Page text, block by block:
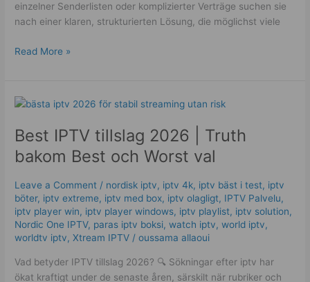
einzelner Senderlisten oder komplizierter Verträge suchen sie
nach einer klaren, strukturierten Lösung, die möglichst viele
Read More »
Best IPTV tillslag 2026 | Truth
bakom Best och Worst val
Leave a Comment / nordisk iptv, iptv 4k, iptv bäst i test, iptv
böter, iptv extreme, iptv med box, iptv olagligt, IPTV Palvelu,
iptv player win, iptv player windows, iptv playlist, iptv solution,
Nordic One IPTV, paras iptv boksi,watch iptv,world iptv,
worldtv iptv,Xtream IPTV /oussama allaoui
Vad betyder IPTV tillslag 2026? 🔍 Sökningar efter iptv har
ökat kraftigt under de senaste åren, särskilt när rubriker och
Best
tillslag
2026
|
bakom
Best
och
Worst